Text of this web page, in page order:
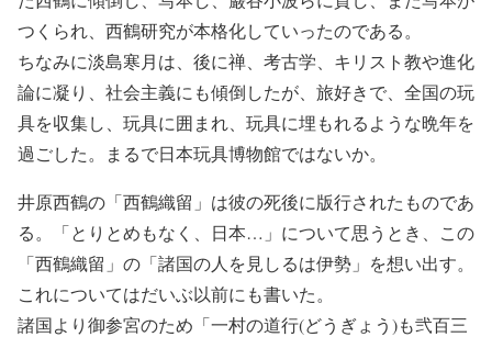
つくられ、西鶴研究が本格化していったのである。
ちなみに淡島寒月は、後に禅、考古学、キリスト教や進化
論に凝り、社会主義にも傾倒したが、旅好きで、全国の玩
具を収集し、玩具に囲まれ、玩具に埋もれるような晩年を
過ごした。まるで日本玩具博物館ではないか。
井原西鶴の「西鶴織留」は彼の死後に版行されたものであ
る。「とりとめもなく、日本…」について思うとき、この
「西鶴織留」の「諸国の人を見しるは伊勢」を想い出す。
これについてはだいぶ以前にも書いた。
諸国より御参宮のため「一村の道行(どうぎょう)も弐百三